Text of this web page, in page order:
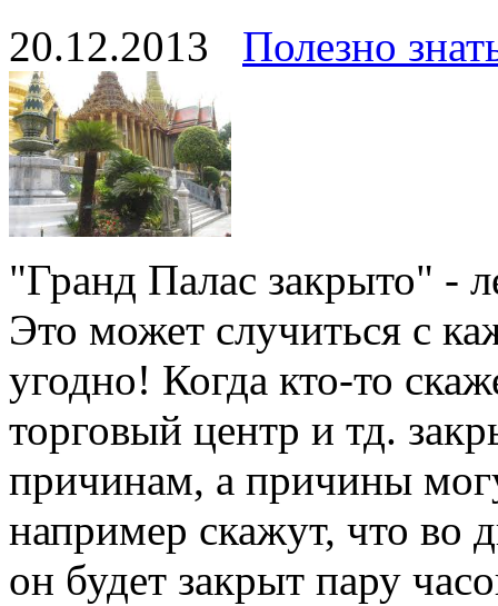
20.12.2013 Полезно
"Гранд Палас закрыто" -
Это может случиться с
угодно! Когда кто-то
торговый центр и тд.
причинам, а причины
например скажут, что во
он будет закрыт пару